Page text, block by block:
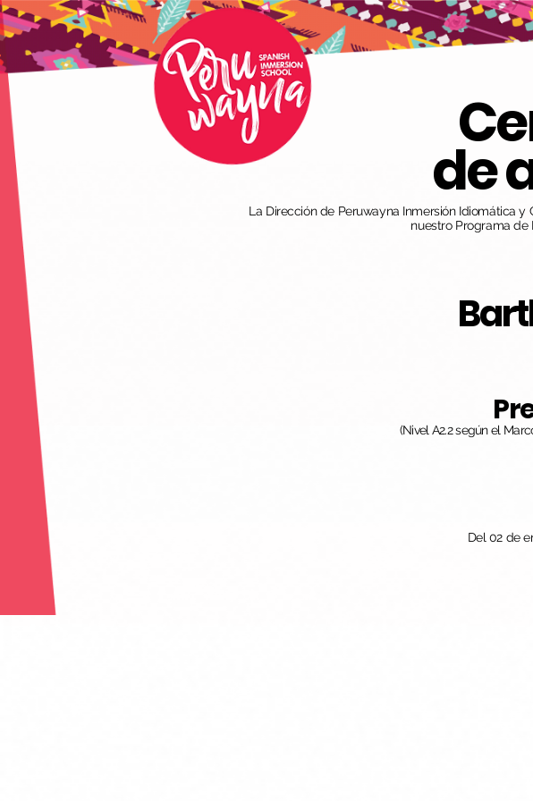
de
La Dirección de Peruwayna Inmersión Idiomática
nuestro Programa de
(Nivel A2.2 según el
Del 02 de